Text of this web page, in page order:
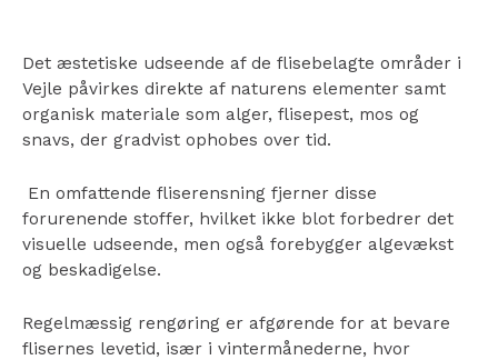
Det æstetiske udseende af de flisebelagte områder i
Vejle påvirkes direkte af naturens elementer samt
organisk materiale som alger, flisepest, mos og
snavs, der gradvist ophobes over tid.
En omfattende fliserensning fjerner disse
forurenende stoffer, hvilket ikke blot forbedrer det
visuelle udseende, men også forebygger algevækst
og beskadigelse.
Regelmæssig rengøring er afgørende for at bevare
flisernes levetid, især i vintermånederne, hvor